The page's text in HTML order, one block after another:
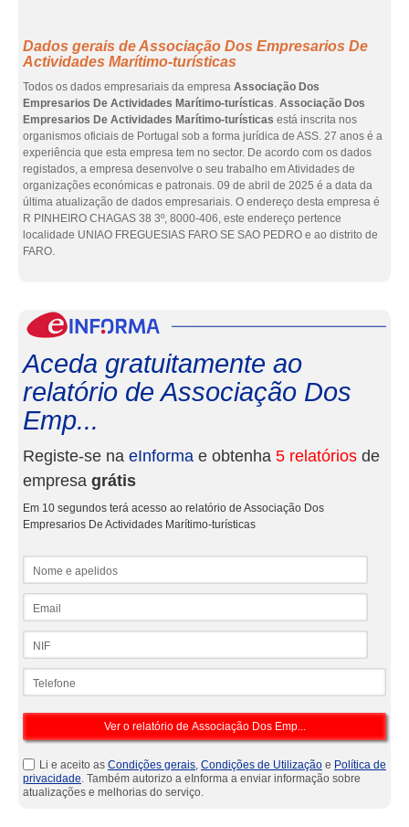
Dados gerais de Associação Dos Empresarios De
Actividades Marítimo-turísticas
Todos os dados empresariais da empresa Associação Dos
Empresarios De Actividades Marítimo-turísticas. Associação Dos
Empresarios De Actividades Marítimo-turísticas está inscrita nos
organismos oficiais de Portugal sob a forma jurídica de ASS. 27 anos é a
experiência que esta empresa tem no sector. De acordo com os dados
registados, a empresa desenvolve o seu trabalho em Atividades de
organizações económicas e patronais. 09 de abril de 2025 é a data da
última atualização de dados empresariais. O endereço desta empresa é
R PINHEIRO CHAGAS 38 3º, 8000-406, este endereço pertence
localidade UNIAO FREGUESIAS FARO SE SAO PEDRO e ao distrito de
FARO.
Aceda gratuitamente ao
relatório de Associação Dos
Emp...
Registe-se na eInforma e obtenha 5 relatórios de
empresa grátis
Em 10 segundos terá acesso ao relatório de Associação Dos
Empresarios De Actividades Marítimo-turísticas
Li e aceito as Condições gerais, Condições de Utilização e Política de
privacidade. Também autorizo a eInforma a enviar informação sobre
atualizações e melhorias do serviço.